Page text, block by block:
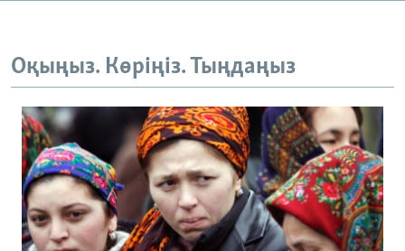
Оқыңыз. Көріңіз. Тыңдаңыз